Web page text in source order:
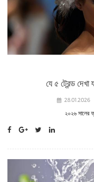
যে ৫ ট্রেন্ড
28.01.2026
২০২৬ সালের